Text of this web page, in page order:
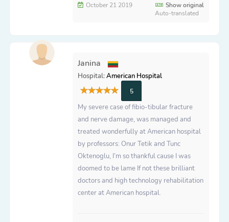
October 21 2019
Show original
Auto-translated
Janina
Hospital:American Hospital
5
My severe case of fibio-tibular fracture
and nerve damage, was managed and
treated wonderfully at American hospital
by professors: Onur Tetik and Tunc
Oktenoglu, I’m so thankful cause I was
doomed to be lame If not these brilliant
doctors and high technology rehabilitation
center at American hospital.